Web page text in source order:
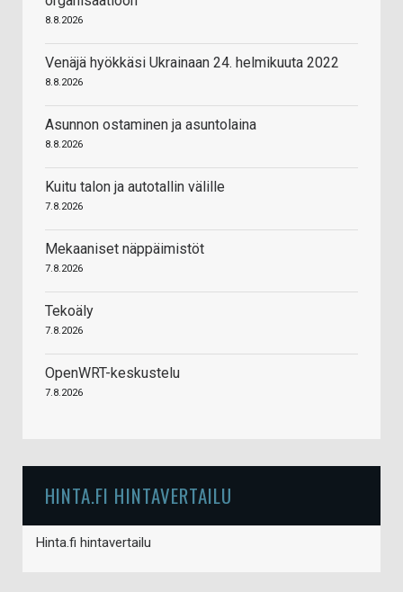
8.8.2026
Venäjä hyökkäsi Ukrainaan 24. helmikuuta 2022
8.8.2026
Asunnon ostaminen ja asuntolaina
8.8.2026
Kuitu talon ja autotallin välille
7.8.2026
Mekaaniset näppäimistöt
7.8.2026
Tekoäly
7.8.2026
OpenWRT-keskustelu
7.8.2026
HINTA.FI HINTAVERTAILU
Hinta.fi hintavertailu